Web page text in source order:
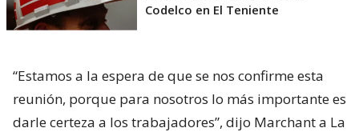
Codelco en El Teniente
“Estamos a la espera de que se nos confirme esta
reunión, porque para nosotros lo más importante es
darle certeza a los trabajadores”, dijo Marchant a La